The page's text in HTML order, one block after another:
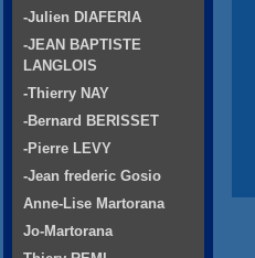
-Julien DIAFERIA
-JEAN BAPTISTE
LANGLOIS
-Thierry NAY
-Bernard BERISSET
-Pierre LEVY
-Jean frederic Gosio
Anne-Lise Martorana
Jo-Martorana